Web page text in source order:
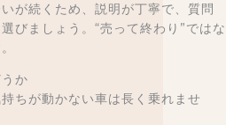
が続くため、説明が丁寧で、質問
びましょう。“売って終わり”ではな
か
ちが動かない車は長く乗れませ